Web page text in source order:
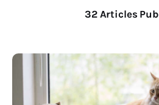
32Articles